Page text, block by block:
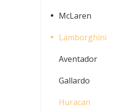
McLaren
Lamborghini
Aventador
Gallardo
Huracan